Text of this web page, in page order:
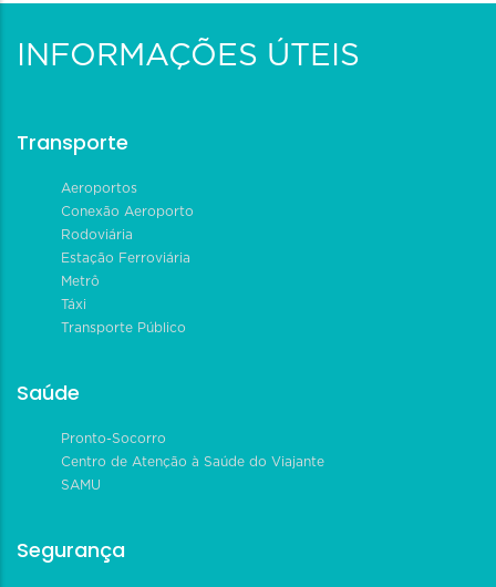
INFORMAÇÕES ÚTEIS
Transporte
Aeroportos
Conexão Aeroporto
Rodoviária
Estação Ferroviária
Metrô
Táxi
Transporte Público
Saúde
Pronto-Socorro
Centro de Atenção à Saúde do Viajante
SAMU
Segurança